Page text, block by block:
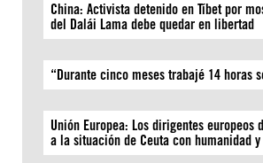
China: Activista detenido en Tíbet por
del Dalái Lama debe quedar en libertad
“Durante cinco meses trabajé 14 horas
Unión Europea: Los dirigentes europeos
a la situación de Ceuta con humanidad